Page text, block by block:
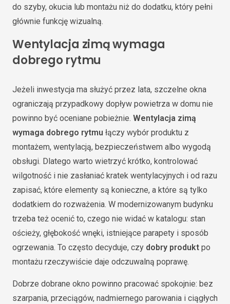
do szyby, okucia lub montażu niż do dodatku, który pełni
głównie funkcję wizualną.
Wentylacja zimą wymaga
dobrego rytmu
Jeżeli inwestycja ma służyć przez lata, szczelne okna
ograniczają przypadkowy dopływ powietrza w domu nie
powinno być oceniane pobieżnie. Wentylacja zimą
wymaga dobrego rytmu łączy wybór produktu z
montażem, wentylacją, bezpieczeństwem albo wygodą
obsługi. Dlatego warto wietrzyć krótko, kontrolować
wilgotność i nie zasłaniać kratek wentylacyjnych i od razu
zapisać, które elementy są konieczne, a które są tylko
dodatkiem do rozważenia. W modernizowanym budynku
trzeba też ocenić to, czego nie widać w katalogu: stan
ościeży, głębokość wnęki, istniejące parapety i sposób
ogrzewania. To często decyduje, czy dobry produkt po
montażu rzeczywiście daje odczuwalną poprawę.
Dobrze dobrane okno powinno pracować spokojnie: bez
szarpania, przeciągów, nadmiernego parowania i ciągłych